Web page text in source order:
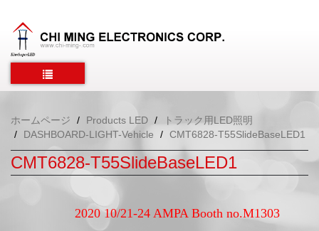
ホームページ Products LED
トラック用LED照明
DASHBOARD-LIGHT-Vehicle
CMT6828-T55SlideBaseLED1
CMT6828-T55SlideBaseLED1
2020 10/21-24 AMPA Booth no.M1303